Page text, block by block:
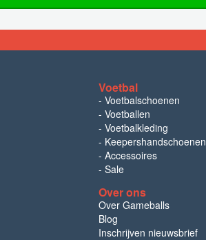
Voetbal
- Voetbalschoenen
- Voetballen
- Voetbalkleding
- Keepershandschoenen
- Accessoires
- Sale
Over ons
Over Gameballs
Blog
Inschrijven nieuwsbrief